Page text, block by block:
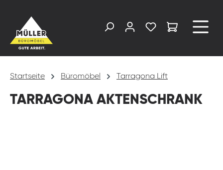
Startseite Büromöbel Tarragona Lift
TARRAGONA AKTENSCHRANK